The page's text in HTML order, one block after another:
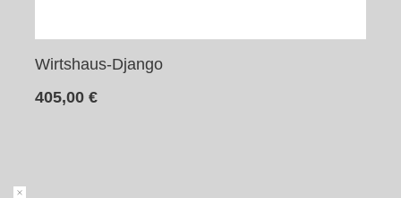
Wirtshaus-Django
405,00 €